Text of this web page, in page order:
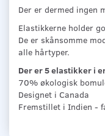
Der er dermed ingen
Elastikkerne holder
De er skånsomme
alle hårtyper.
Der er 5 elastikker i
70% økologisk
Designet i Canada
Fremstillet i Indien -